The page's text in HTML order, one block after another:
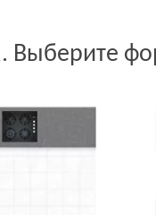
Выберите